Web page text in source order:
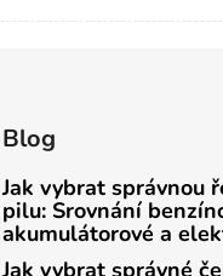
Blog
Jak vybrat správnou
pilu: Srovnání
akumulátorové a
Jak vybrat správné